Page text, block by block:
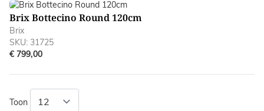
Brix Bottecino Round 120cm
Brix
SKU: 31725
€ 799,00
Toon